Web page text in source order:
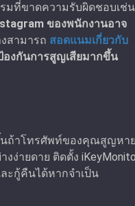
มที่ขาดความรับผิดชอบเช่
ของพนักงานอาจ
สามารถ สอดแนมเกี่ยวกับ
องกันการสูญเสียมากขึ้น
นถ้าโทรศัพท์ของคุณสูญหาย
ง่ายดาย ติดตั้ง
กู้คืนได้หากจําเป็น